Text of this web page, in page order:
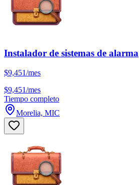
Instalador de sistemas de alarma
$9,451/mes
$9,451/mes
Tiempo completo
Morelia, MIC